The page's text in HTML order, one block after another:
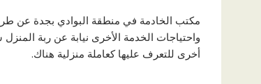
مكتب الخادمة في منطقة البوادي بجدة عن
واحتياجات الخدمة الأخرى نيابة عن ربة
أخرى للتعرف عليها كعاملة منزلية هناك.